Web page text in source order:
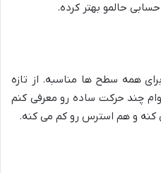
حالمو بهتر کرده.
همه سطح ها مناسبه. از تازه
چند حرکت ساده رو معرفی کنم
و هم استرس رو کم می کنه.